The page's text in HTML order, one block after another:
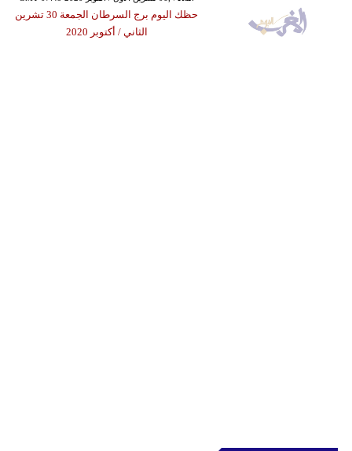
حظك اليوم برج السرطان الجمعة 30 تشرين
الثاني / أكتوبر 2020